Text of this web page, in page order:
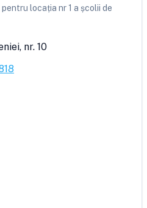
locația nr 1 a școlii de
nr. 10